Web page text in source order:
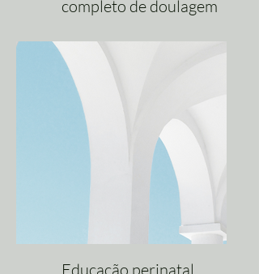
completo de doulagem
Educação perinatal